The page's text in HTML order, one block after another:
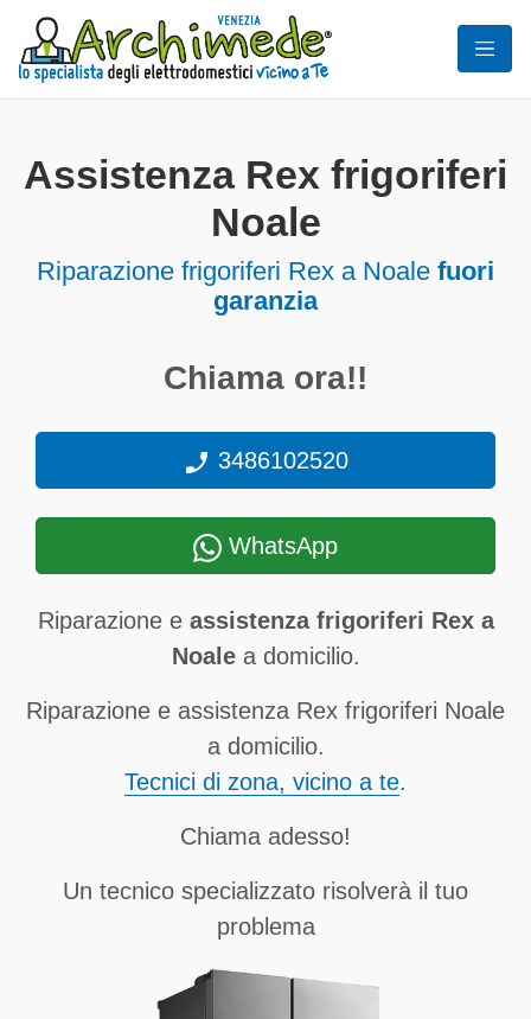
Assistenza Rex frigoriferi
Noale
Riparazione frigoriferi Rex a Noale fuori
garanzia
Chiama ora!!
3486102520
WhatsApp
Riparazione e assistenza frigoriferi Rex a
Noalea domicilio.
Riparazione e assistenza Rex frigoriferi Noale
a domicilio.
Tecnici di zona, vicino a te.
Chiama adesso!
Un tecnico specializzato risolverà il tuo
problema